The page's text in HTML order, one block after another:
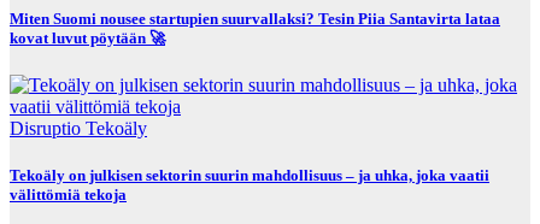
Miten Suomi nousee startupien suurvallaksi? Tesin Piia Santavirta lataa
kovat luvut pöytään 🚀
Disruptio Tekoäly
Tekoäly on julkisen sektorin suurin mahdollisuus – ja uhka, joka vaatii
välittömiä tekoja